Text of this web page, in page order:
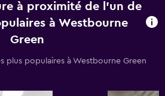
à proximité de l’un de
à Westbourne
Green
plus populaires à Westbourne Green